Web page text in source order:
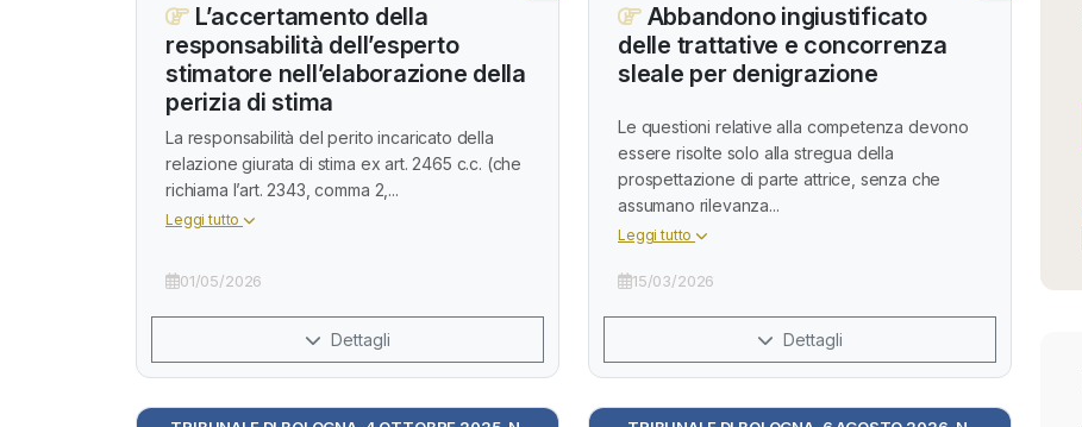
L’accertamento della
responsabilità dell’esperto
stimatore nell’elaborazione della
perizia di stima
La responsabilità del perito incaricato della
relazione giurata di stima ex art. 2465 c.c. (che
richiama l’art. 2343, comma 2,...
Leggi tutto
01/05/2026
Dettagli
Abbandono ingiustificato
delle trattative e concorrenza
sleale per denigrazione
Le questioni relative alla competenza devono
essere risolte solo alla stregua della
prospettazione di parte attrice, senza che
assumano rilevanza...
Leggi tutto
15/03/2026
Dettagli